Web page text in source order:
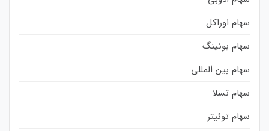
سهام اوراکل
سهام بوئینگ
سهام بین المللی
سهام تسلا
سهام توئیتر